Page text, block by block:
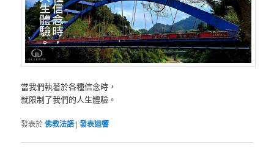
當我們執著於各種信念時，
就限制了我們的人生體驗。
發表於佛教法語 |發表迴響